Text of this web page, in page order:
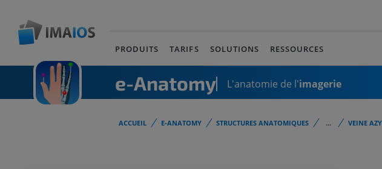
PRODUITS TARIFS SOLUTIONS RESSOURCES
e-Anatomy L'anatomie de l'imagerie
ACCUEIL E-ANATOMY STRUCTURES ANATOMIQUES ... VEINE